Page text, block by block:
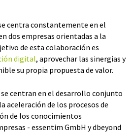
centra constantemente en el
dos empresas orientadas a la
de esta colaboración es
digital, aprovechar las sinergias y
su propia propuesta de valor.
se centran en el desarrollo conjunto
aceleración de los procesos de
de los conocimientos
- essentim GmbH y dbeyond